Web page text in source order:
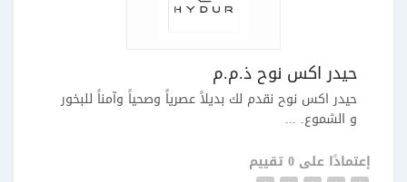
حيدر اكس نوح ذ.م.م
حيدر اكس نوح نقدم لك بديلاً عصرياً وصحياً وآمناً للبخور
و الشموع. ...
إعتمادًا على 0 تقييم